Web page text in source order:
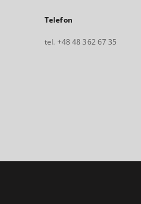
Telefon
tel. +48 48 362 67 35